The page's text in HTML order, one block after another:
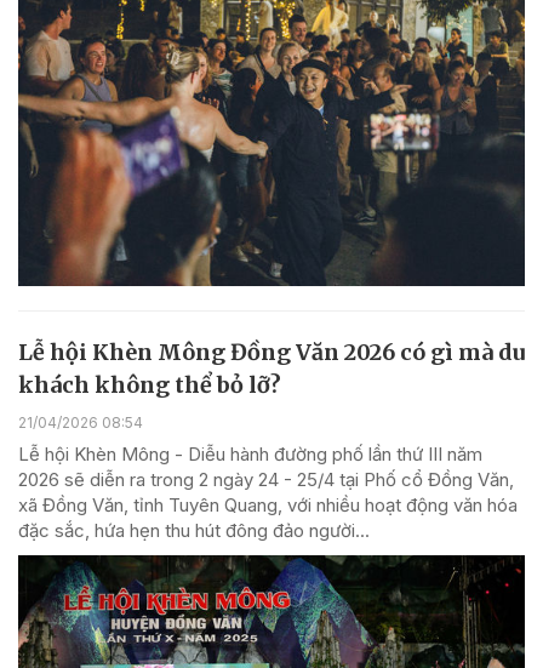
Lễ hội Khèn Mông Đồng Văn 2026 có gì mà du
khách không thể bỏ lỡ?
21/04/2026 08:54
Lễ hội Khèn Mông - Diễu hành đường phố lần thứ III năm
2026 sẽ diễn ra trong 2 ngày 24 - 25/4 tại Phố cổ Đồng Văn,
xã Đồng Văn, tỉnh Tuyên Quang, với nhiều hoạt động văn hóa
đặc sắc, hứa hẹn thu hút đông đảo người...